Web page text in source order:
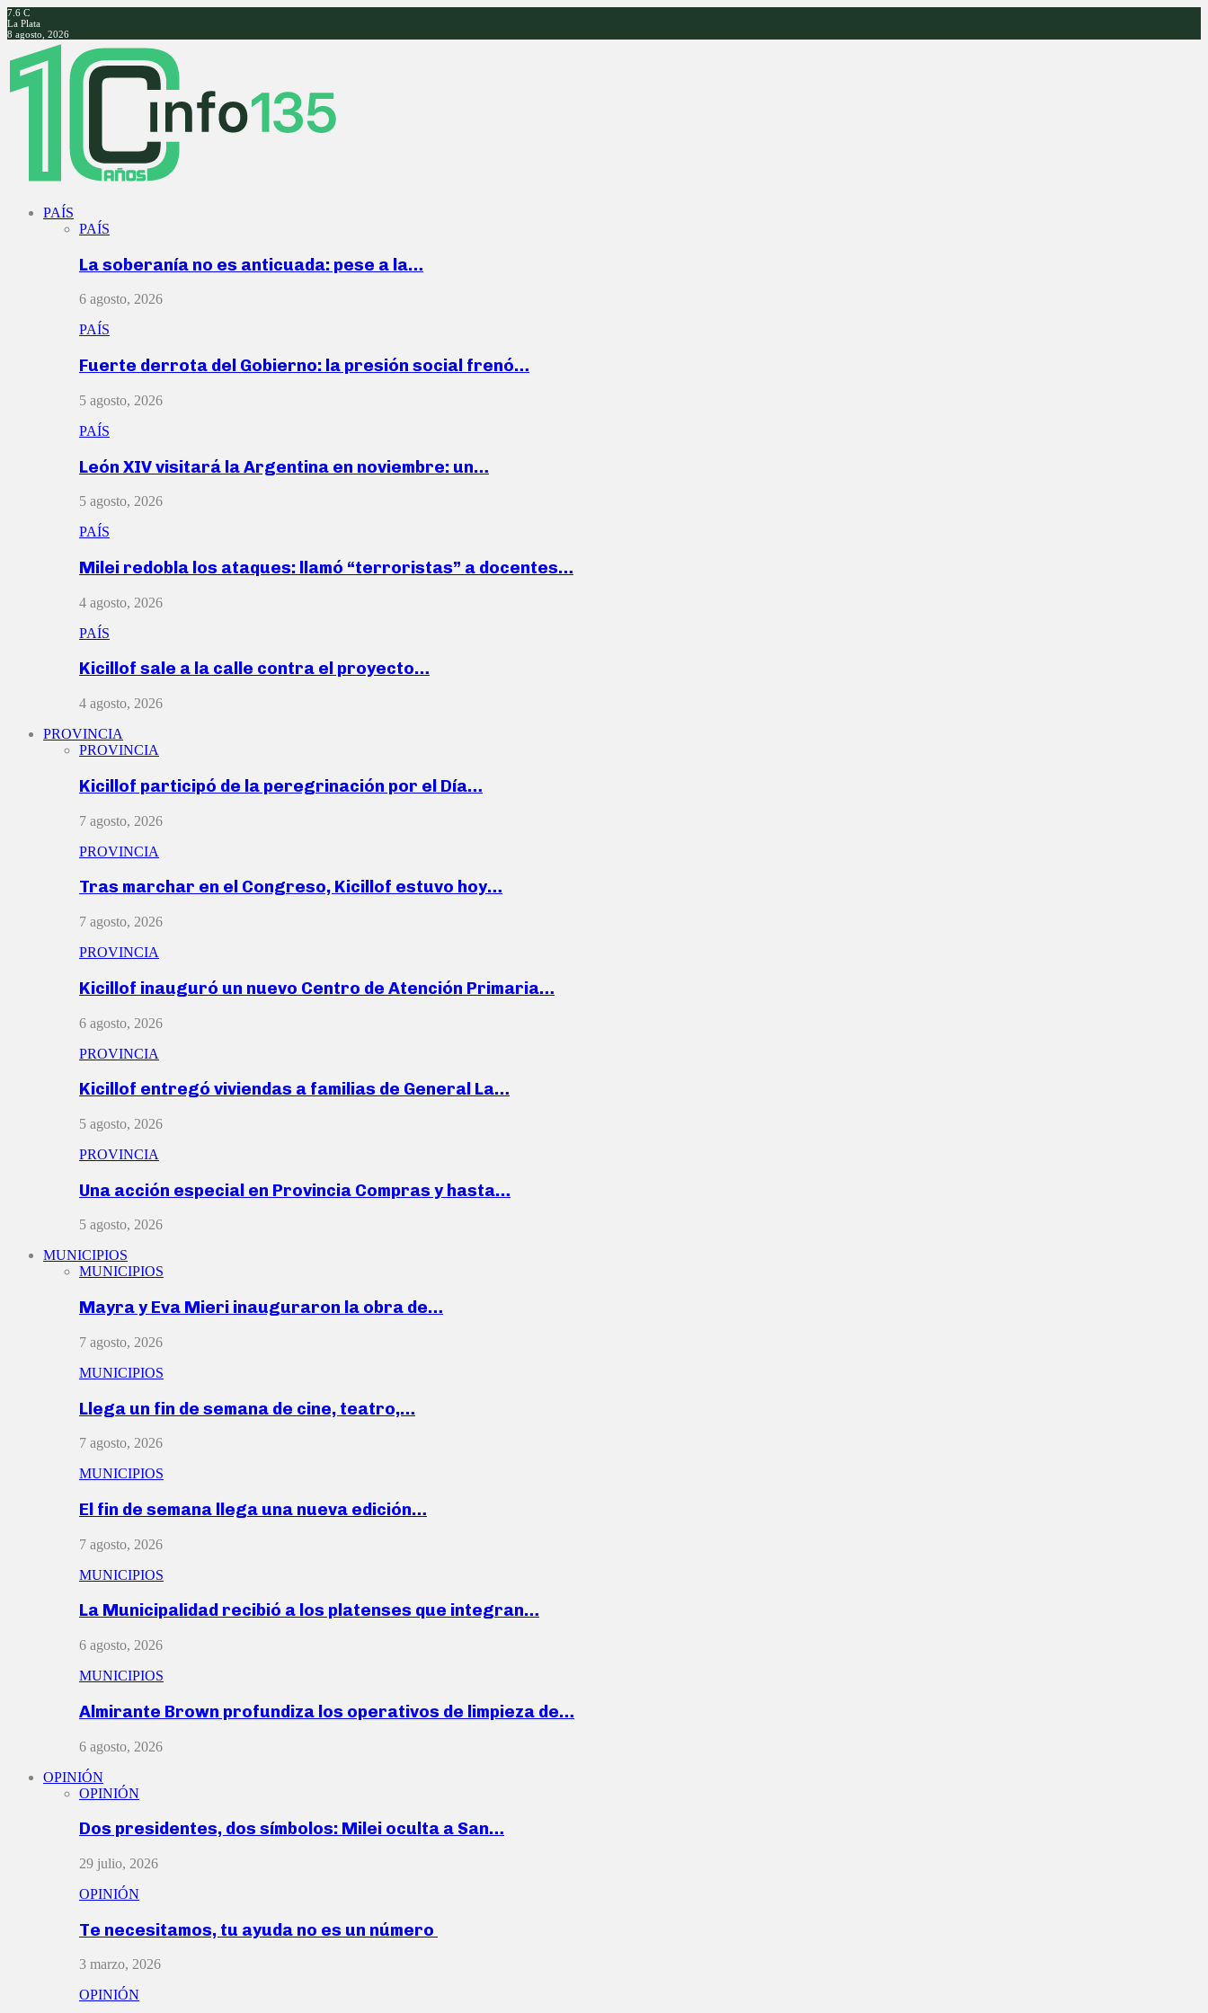
7.6 C
La Plata
8 agosto, 2026
Facebook
Twitter
Instagram
Youtube
PAÍS
PAÍS
La soberanía no es anticuada: pese a la…
6 agosto, 2026
PAÍS
Fuerte derrota del Gobierno: la presión social frenó…
5 agosto, 2026
PAÍS
León XIV visitará la Argentina en noviembre: un…
5 agosto, 2026
PAÍS
Milei redobla los ataques: llamó “terroristas” a docentes…
4 agosto, 2026
PAÍS
Kicillof sale a la calle contra el proyecto…
4 agosto, 2026
PROVINCIA
PROVINCIA
Kicillof participó de la peregrinación por el Día…
7 agosto, 2026
PROVINCIA
Tras marchar en el Congreso, Kicillof estuvo hoy…
7 agosto, 2026
PROVINCIA
Kicillof inauguró un nuevo Centro de Atención Primaria…
6 agosto, 2026
PROVINCIA
Kicillof entregó viviendas a familias de General La…
5 agosto, 2026
PROVINCIA
Una acción especial en Provincia Compras y hasta…
5 agosto, 2026
MUNICIPIOS
MUNICIPIOS
Mayra y Eva Mieri inauguraron la obra de…
7 agosto, 2026
MUNICIPIOS
Llega un fin de semana de cine, teatro,…
7 agosto, 2026
MUNICIPIOS
El fin de semana llega una nueva edición…
7 agosto, 2026
MUNICIPIOS
La Municipalidad recibió a los platenses que integran…
6 agosto, 2026
MUNICIPIOS
Almirante Brown profundiza los operativos de limpieza de…
6 agosto, 2026
OPINIÓN
OPINIÓN
Dos presidentes, dos símbolos: Milei oculta a San…
29 julio, 2026
OPINIÓN
Te necesitamos, tu ayuda no es un número
3 marzo, 2026
OPINIÓN